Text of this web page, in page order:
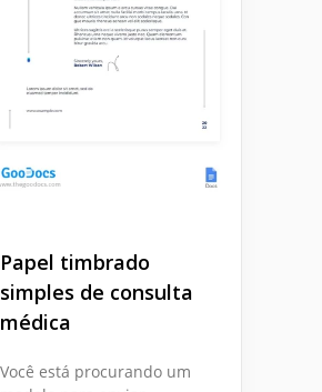
Papel timbrado
simples de consulta
médica
Você está procurando um